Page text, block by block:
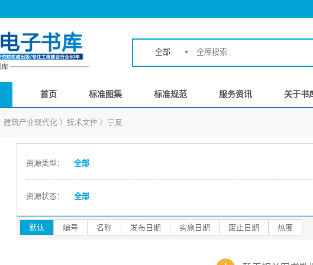
全部
首页 标准图集 标准规范 服务资讯 关于书
建筑产业现代化 〉 技术文件 〉 宁夏
资源类型： 全部
资源状态： 全部
默认 编号 名称 发布日期 实施日期 废止日期 热度